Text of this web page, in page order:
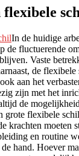
flexibele
In de huidige
de fluctuerende
Vaste
de
aan het
zijn met het
de
grote flexibele
krachten moeten
en routine
hand. Hoever